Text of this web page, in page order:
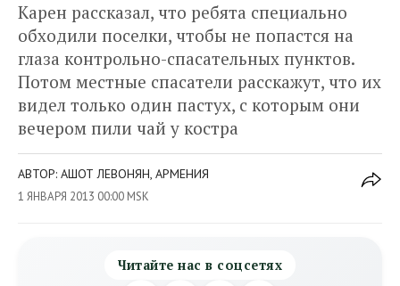
Карен рассказал, что ребята специально
обходили поселки, чтобы не попастся на
глаза контрольно-спасательных пунктов.
Потом местные спасатели расскажут, что их
видел только один пастух, с которым они
вечером пили чай у костра
АВТОР: АШОТ ЛЕВОНЯН, АРМЕНИЯ
1 ЯНВАРЯ 2013 00:00 MSK
Читайте нас в соцсетях